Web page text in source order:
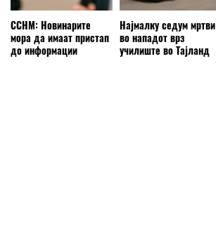
ССНМ: Новинарите
мора да имаат пристап
до информации
Најмалку седум мртви
во нападот врз
училиште во Тајланд